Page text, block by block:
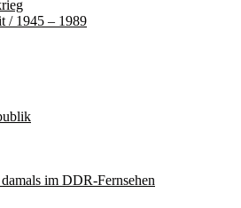
/ 1945 – 1989
im DDR-Fernsehen